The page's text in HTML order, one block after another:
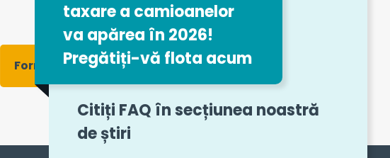
taxare a camioanelor
va apărea în 2026!
Pregătiți-vă flota acum
Citiți FAQ în secțiunea noastră
de știri
Formular de contact